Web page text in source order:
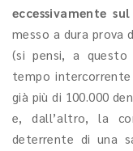
eccessivamente
messo a dura prova
(si pensi, a questo
tempo
già più di 100.000
e, dall’altro, la
deterrente di una